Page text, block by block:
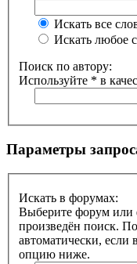
Искать все
Искать любое
Поиск по автору:
Используйте * в
Параметры
Искать в форумах:
Выберите форум или
произведён поиск.
автоматически,
опцию ниже.